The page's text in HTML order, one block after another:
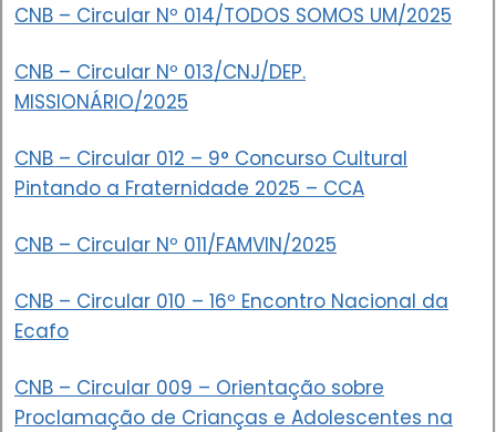
CNB – Circular Nº 014/TODOS SOMOS UM/2025
CNB – Circular Nº 013/CNJ/DEP.
MISSIONÁRIO/2025
CNB – Circular 012 – 9° Concurso Cultural
Pintando a Fraternidade 2025 – CCA
CNB – Circular Nº 011/FAMVIN/2025
CNB – Circular 010 – 16º Encontro Nacional da
Ecafo
CNB – Circular 009 – Orientação sobre
Proclamação de Crianças e Adolescentes na